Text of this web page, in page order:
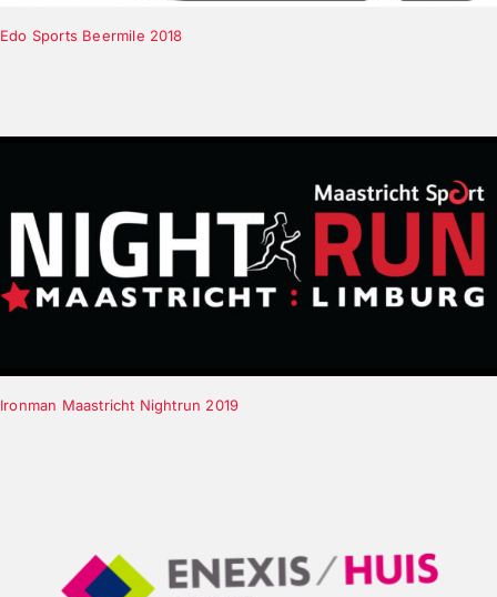
Edo Sports Beermile 2018
Ironman Maastricht Nightrun 2019